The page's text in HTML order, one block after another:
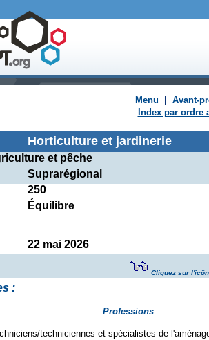
Menu
Avant-
Index par ordre
Horticulture et jardinerie
et pêche
Suprarégional
250
Équilibre
22 mai 2026
Cliquez sur
:
Professions
techniciennes et spécialistes de